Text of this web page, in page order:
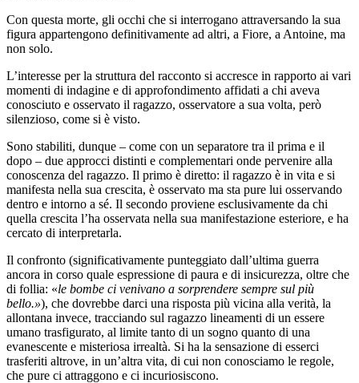
Con questa morte, gli occhi che si interrogano attraversando la sua
figura appartengono definitivamente ad altri, a Fiore, a Antoine, ma
non solo.
L’interesse per la struttura del racconto si accresce in rapporto ai vari
momenti di indagine e di approfondimento affidati a chi aveva
conosciuto e osservato il ragazzo, osservatore a sua volta, però
silenzioso, come si è visto.
Sono stabiliti, dunque – come con un separatore tra il prima e il
dopo – due approcci distinti e complementari onde pervenire alla
conoscenza del ragazzo. Il primo è diretto: il ragazzo è in vita e si
manifesta nella sua crescita, è osservato ma sta pure lui osservando
dentro e intorno a sé. Il secondo proviene esclusivamente da chi
quella crescita l’ha osservata nella sua manifestazione esteriore, e ha
cercato di interpretarla.
Il confronto (significativamente punteggiato dall’ultima guerra
ancora in corso quale espressione di paura e di insicurezza, oltre che
di follia: «le bombe ci venivano a sorprendere sempre sul più
bello.»), che dovrebbe darci una risposta più vicina alla verità, la
allontana invece, tracciando sul ragazzo lineamenti di un essere
umano trasfigurato, al limite tanto di un sogno quanto di una
evanescente e misteriosa irrealtà. Si ha la sensazione di esserci
trasferiti altrove, in un’altra vita, di cui non conosciamo le regole,
che pure ci attraggono e ci incuriosiscono.